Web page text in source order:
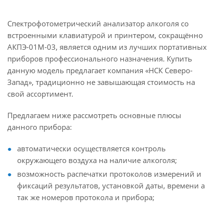
Спектрофотометрический анализатор алкоголя со
встроенными клавиатурой и принтером, сокращённо
АКПЭ-01М-03, является одним из лучших портативных
приборов профессионального назначения. Купить
данную модель предлагает компания «НСК Северо-
Запад», традиционно не завышающая стоимость на
свой ассортимент.
Предлагаем ниже рассмотреть основные плюсы
данного прибора:
автоматически осуществляется контроль
окружающего воздуха на наличие алкоголя;
возможность распечатки протоколов измерений и
фиксаций результатов, установкой даты, времени а
так же номеров протокола и прибора;